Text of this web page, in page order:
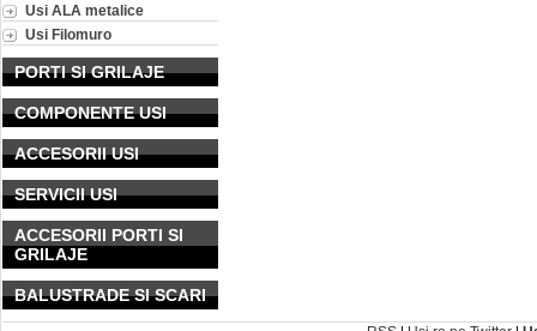
Usi ALA metalice
Usi Filomuro
PORTI SI GRILAJE
COMPONENTE USI
ACCESORII USI
SERVICII USI
ACCESORII PORTI SI
GRILAJE
BALUSTRADE SI SCARI